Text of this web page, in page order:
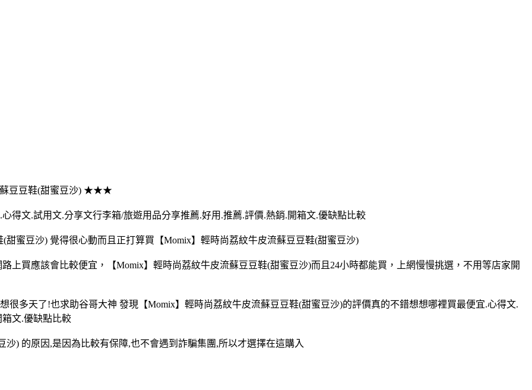
蘇豆豆鞋(甜蜜豆沙) ★★★
得文.試用文.分享文行李箱/旅遊用品分享推薦.好用.推薦.評價.熱銷.開箱文.優缺點比較
蜜豆沙) 覺得很心動而且正打算買【Momix】輕時尚荔紋牛皮流蘇豆豆鞋(甜蜜豆沙)
上買應該會比較便宜，【Momix】輕時尚荔紋牛皮流蘇豆豆鞋(甜蜜豆沙)而且24小時都能買，上網慢慢挑選，不用等店家開
很多天了!也求助谷哥大神 發現【Momix】輕時尚荔紋牛皮流蘇豆豆鞋(甜蜜豆沙)的評價真的不錯想想哪裡買最便宜.心得文.
文.優缺點比較
) 的原因,是因為比較有保障,也不會遇到詐騙集團,所以才選擇在這購入